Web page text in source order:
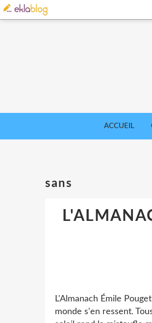
ACCUEIL
sans
L'Almanach Émile
monde s'en ressent.